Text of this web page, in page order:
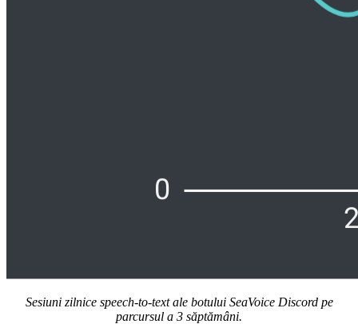
Sesiuni zilnice speech-to-text ale botului SeaVoice Discord pe
parcursul a 3 săptămâni.